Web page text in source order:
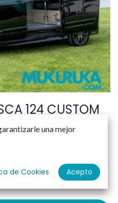
124 CUSTOM
una mejor
de Cookies Acepto